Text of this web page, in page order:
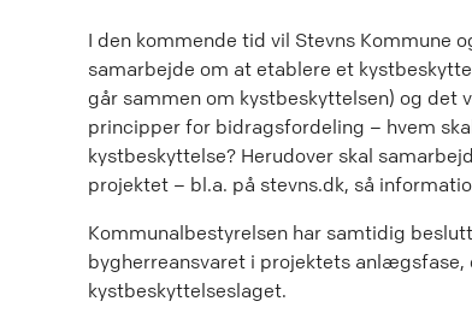
I den kommende tid vil Stevns Kommune
samarbejde om at etablere et
går sammen om kystbeskyttelsen) og det
principper for bidragsfordeling – hvem
kystbeskyttelse? Herudover skal
projektet – bl.a. på stevns.dk, så
Kommunalbestyrelsen har samtidig
bygherreansvaret i projektets
kystbeskyttelseslaget.